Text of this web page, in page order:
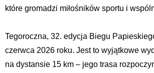
które gromadzi miłośników sportu i
Tegoroczna, 32. edycja Biegu
czerwca 2026 roku. Jest to wyjątkowe
na dystansie 15 km – jego trasa